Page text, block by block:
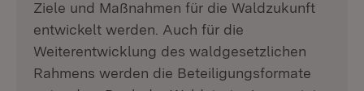
Ziele und Maßnahmen für die Waldzukunft
entwickelt werden. Auch für die
Weiterentwicklung des waldgesetzlichen
Rahmens werden die Beteiligungsformate